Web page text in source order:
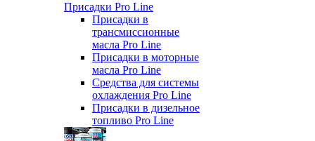
Присадки Pro Line
Присадки в
трансмиссионные
масла Pro Line
Присадки в моторные
масла Pro Line
Средства для системы
охлаждения Pro Line
Присадки в дизельное
топливо Pro Line